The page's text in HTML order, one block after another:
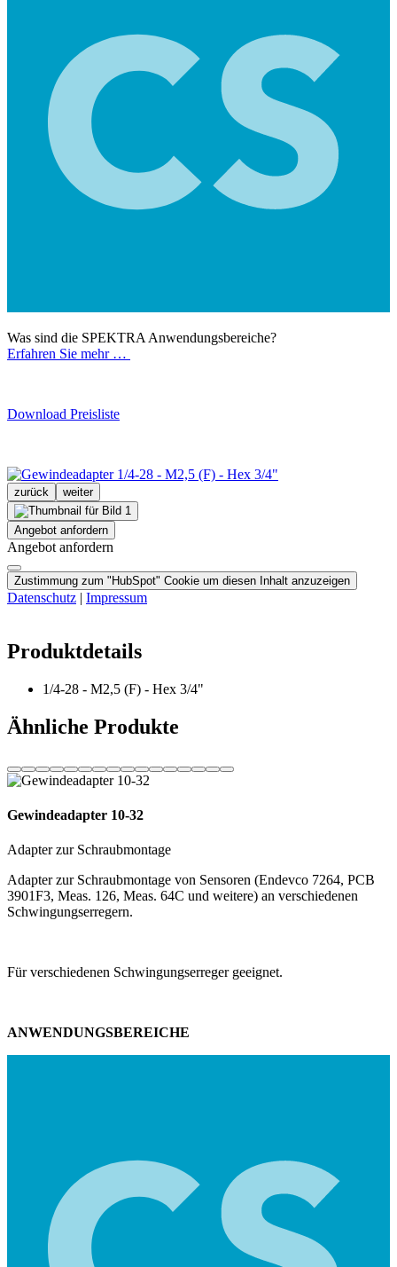
Was sind die SPEKTRA Anwendungsbereiche?
Erfahren Sie mehr …
Download Preisliste
zurück weiter
Angebot anfordern
Angebot anfordern
Zustimmung zum "HubSpot" Cookie um diesen Inhalt anzuzeigen
Datenschutz | Impressum
Produktdetails
1/4-28 - M2,5 (F) - Hex 3/4"
Ähnliche Produkte
Gewindeadapter 10-32
Adapter zur Schraubmontage
Adapter zur Schraubmontage von Sensoren (Endevco 7264, PCB
3901F3, Meas. 126, Meas. 64C und weitere) an verschiedenen
Schwingungserregern.
Für verschiedenen Schwingungserreger geeignet.
ANWENDUNGSBEREICHE